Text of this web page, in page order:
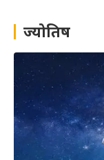
h ज्योतिष